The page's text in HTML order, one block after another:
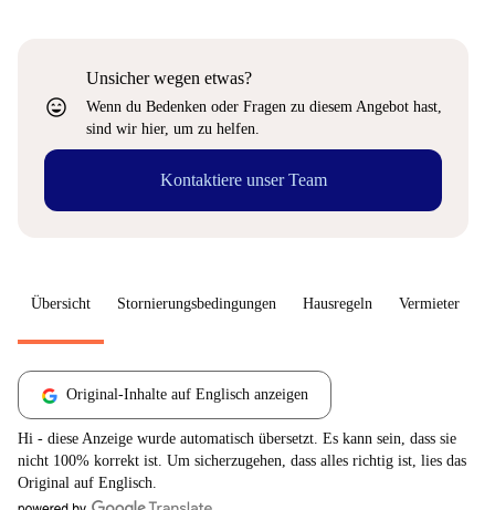
sentiment_very_satisfied
Unsicher wegen etwas?
Wenn du Bedenken oder Fragen zu diesem Angebot hast,
sind wir hier, um zu helfen.
Kontaktiere unser Team
Übersicht Stornierungsbedingungen Hausregeln Vermieter
Original-Inhalte auf Englisch anzeigen
Hi - diese Anzeige wurde automatisch übersetzt. Es kann sein, dass sie
nicht 100% korrekt ist. Um sicherzugehen, dass alles richtig ist, lies das
Original auf Englisch.